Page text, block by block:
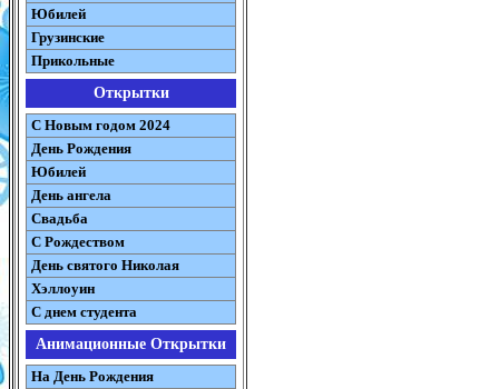
Юбилей
Грузинские
Прикольные
Открытки
С Новым годом 2024
День Рождения
Юбилей
День ангела
Свадьба
С Рождеством
День святого Николая
Хэллоуин
С днем студента
Анимационные Открытки
На День Рождения